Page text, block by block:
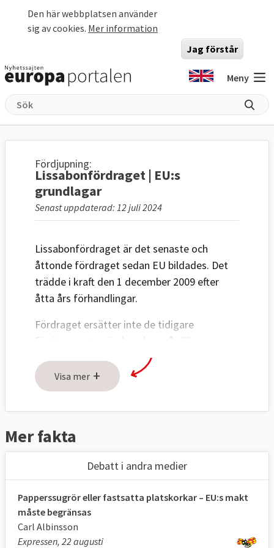
Den här webbplatsen använder
sig av cookies. Mer information
Jag förstår
Meny
Fördjupning:
Lissabonfördraget | EU:s
grundlagar
Senast uppdaterad: 12 juli 2024
Lissabonfördraget är det senaste och
åttonde fördraget sedan EU bildades. Det
trädde i kraft den 1 december 2009 efter
åtta års förhandlingar.
Fördraget ersätter inte de tidigare
fördragen utan ändrar dem på olika
områden. Fördraget kan jämföras med en
grundlag som reglerar det viktigaste men
som dessutom är svår att ändra.
Lissabonfördraget
makt när det gäller lagstiftning och EU:s
budget. Det kan även besluta om EU:s
internationella avtal. Tidigare
hadeministerrådetmycket av den politiska
makten men får med fördraget, som
huvudregel, dela den med parlamentet.
Visa mer +
Mer fakta
Debatt i andra medier
Papperssugrör eller fastsatta platskorkar – EU:s makt
måste begränsas
Carl Albinsson
Expressen, 22 augusti